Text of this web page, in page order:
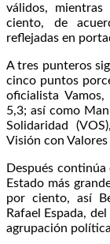
válidos,
ciento, de
reflejadas en
A tres punteros
cinco puntos
oficialista
5,3; así como
Solidaridad
Visión con
Después
Estado más
por ciento, así
Rafael Espada,
agrupación